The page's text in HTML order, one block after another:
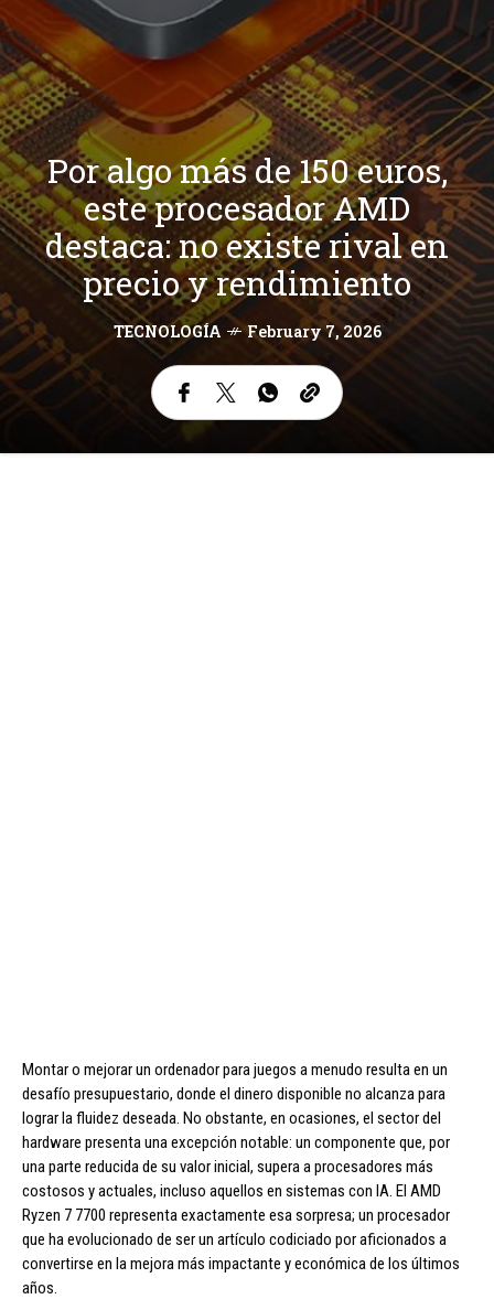
Por algo más de 150 euros,
este procesador AMD
destaca: no existe rival en
precio y rendimiento
TECNOLOGÍA February 7, 2026
Montar o mejorar un ordenador para juegos a menudo resulta en un
desafío presupuestario, donde el dinero disponible no alcanza para
lograr la fluidez deseada. No obstante, en ocasiones, el sector del
hardware presenta una excepción notable: un componente que, por
una parte reducida de su valor inicial, supera a procesadores más
costosos y actuales, incluso aquellos en sistemas con IA. El AMD
Ryzen 7 7700 representa exactamente esa sorpresa; un procesador
que ha evolucionado de ser un artículo codiciado por aficionados a
convertirse en la mejora más impactante y económica de los últimos
años.